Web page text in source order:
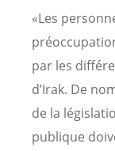
«Les
par les
d’Irak. De
de la
publique